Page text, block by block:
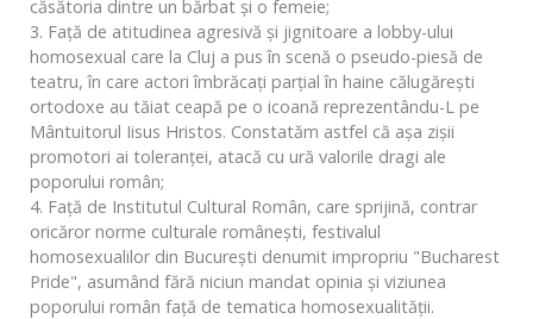
căsătoria dintre un bărbat și o femeie;
3. Față de atitudinea agresivă și jignitoare a lobby-ului
homosexual care la Cluj a pus în scenă o pseudo-piesă de
teatru, în care actori îmbrăcați parțial în haine călugărești
ortodoxe au tăiat ceapă pe o icoană reprezentându-L pe
Mântuitorul Iisus Hristos. Constatăm astfel că așa zișii
promotori ai toleranței, atacă cu ură valorile dragi ale
poporului român;
4. Față de Institutul Cultural Român, care sprijină, contrar
oricăror norme culturale românești, festivalul
homosexualilor din București denumit impropriu "Bucharest
Pride", asumând fără niciun mandat opinia și viziunea
poporului român față de tematica homosexualității.